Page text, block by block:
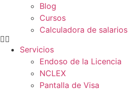
Blog
Cursos
Calculadora de salarios
Servicios
Endoso de la Licencia
NCLEX
Pantalla de Visa